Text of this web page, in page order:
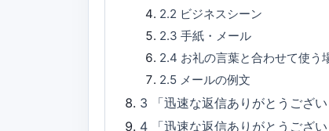
2.2 ビジネスシーン
2.3 手紙・メール
2.4 お礼の言葉と合わせて使う
2.5 メールの例文
3
「迅速な返信ありがとうござ
4
「迅速な返信ありがとうござ